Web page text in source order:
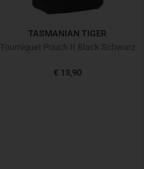
TASMANIAN TIGER
Tourniquet Pouch II Black Schwarz
€ 13,90